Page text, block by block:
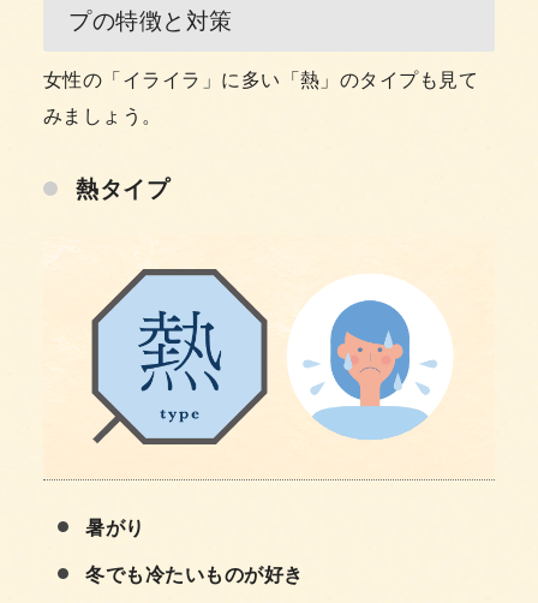
プの特徴と対策
女性の「イライラ」に多い「熱」のタイプも見て
みましょう。
熱タイプ
暑がり
冬でも冷たいものが好き